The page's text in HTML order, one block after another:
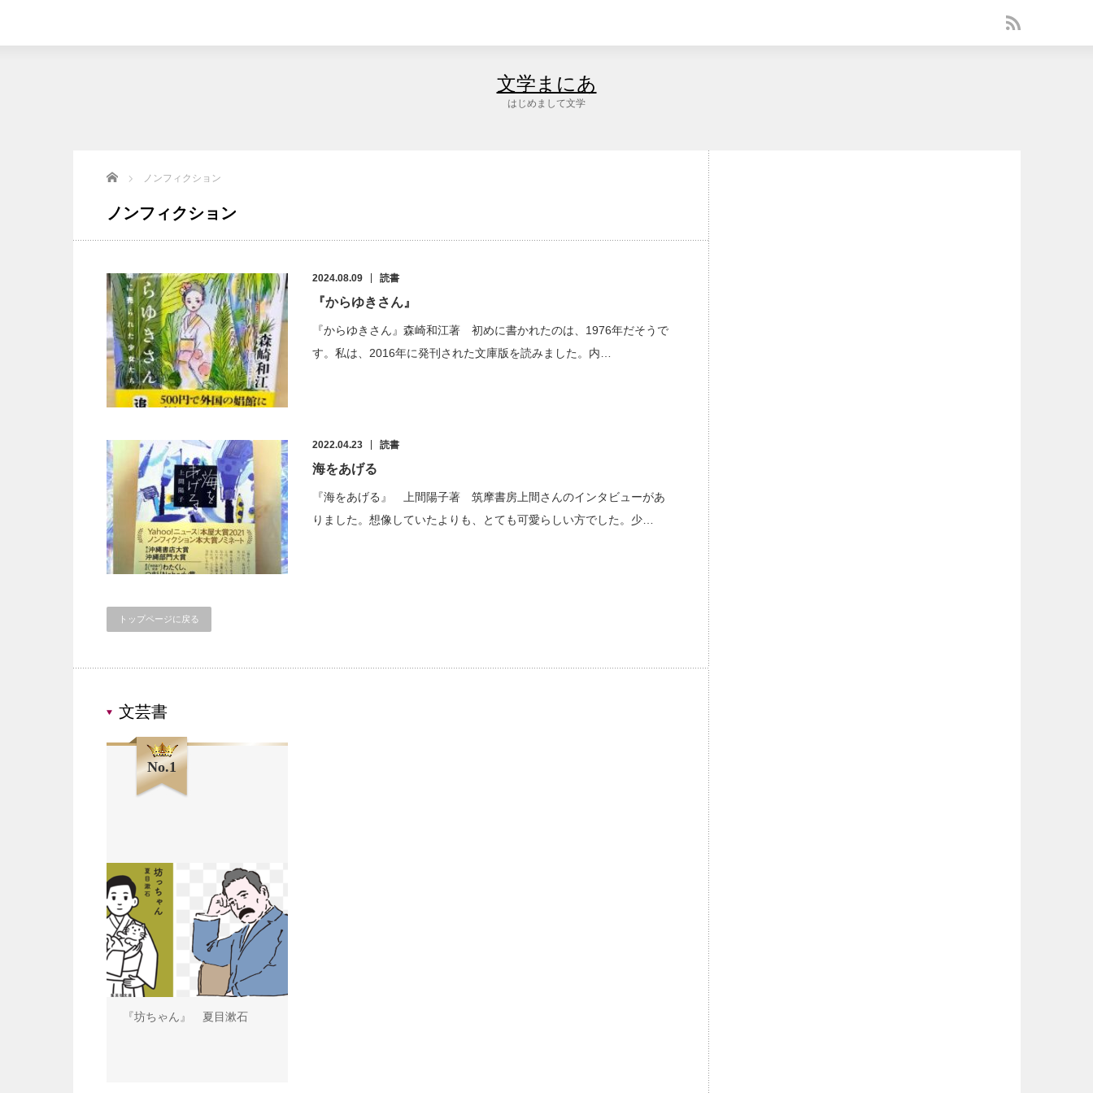
文学まにあ
はじめまして文学
Home ノンフィクション
ノンフィクション
2024.08.09 読書
『からゆきさん』
『からゆきさん』森崎和江著 初めに書かれたのは、1976年だそうで
す。私は、2016年に発刊された文庫版を読みました。内…
2022.04.23 読書
海をあげる
『海をあげる』 上間陽子著 筑摩書房上間さんのインタビューがあ
りました。想像していたよりも、とても可愛らしい方でした。少…
トップページに戻る
文芸書
No.1
『坊ちゃん』 夏目漱石